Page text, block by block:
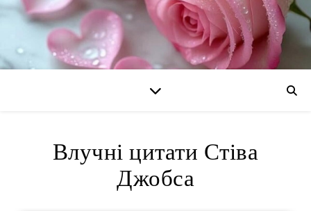
Влучні цитати Стіва
Джобса